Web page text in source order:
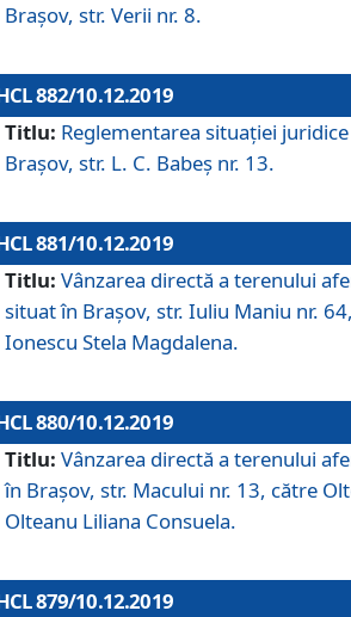
Brașov, str. Verii nr. 8.
882/10.12.2019
Titlu: Reglementarea situației
Brașov, str. L. C. Babeș nr. 13.
881/10.12.2019
Titlu: Vânzarea directă a terenului
situat în Brașov, str. Iuliu Maniu nr.
Ionescu Stela Magdalena.
880/10.12.2019
Titlu: Vânzarea directă a terenului
în Brașov, str. Macului nr. 13, către
Olteanu Liliana Consuela.
879/10.12.2019